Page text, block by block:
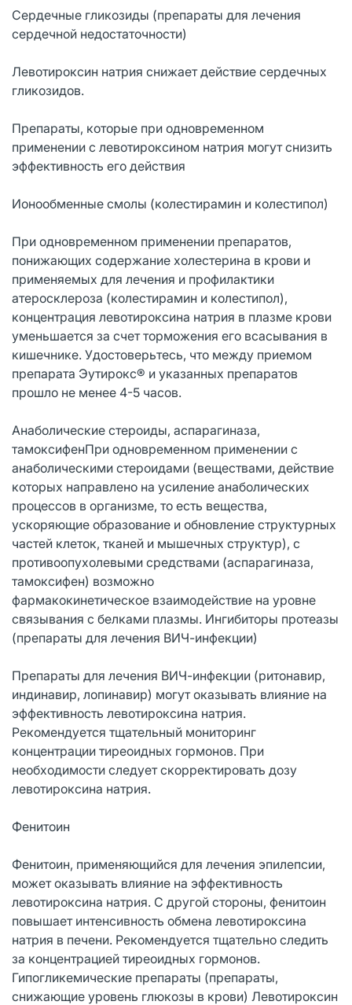
Сердечные гликозиды (препараты для лечения
сердечной недостаточности)
Левотироксин натрия снижает действие сердечных
гликозидов.
Препараты, которые при одновременном
применении с левотироксином натрия могут снизить
эффективность его действия
Ионообменные смолы (колестирамин и колестипол)
При одновременном применении препаратов,
понижающих содержание холестерина в крови и
применяемых для лечения и профилактики
атеросклероза (колестирамин и колестипол),
концентрация левотироксина натрия в плазме крови
уменьшается за счет торможения его всасывания в
кишечнике. Удостоверьтесь, что между приемом
препарата Эутирокс® и указанных препаратов
прошло не менее 4-5 часов.
Анаболические стероиды, аспарагиназа,
тамоксифенПри одновременном применении с
анаболическими стероидами (веществами, действие
которых направлено на усиление анаболических
процессов в организме, то есть вещества,
ускоряющие образование и обновление структурных
частей клеток, тканей и мышечных структур), с
противоопухолевыми средствами (аспарагиназа,
тамоксифен) возможно
фармакокинетическое взаимодействие на уровне
связывания с белками плазмы. Ингибиторы протеазы
(препараты для лечения ВИЧ-инфекции)
Препараты для лечения ВИЧ-инфекции (ритонавир,
индинавир, лопинавир) могут оказывать влияние на
эффективность левотироксина натрия.
Рекомендуется тщательный мониторинг
концентрации тиреоидных гормонов. При
необходимости следует скорректировать дозу
левотироксина натрия.
Фенитоин
Фенитоин, применяющийся для лечения эпилепсии,
может оказывать влияние на эффективность
левотироксина натрия. С другой стороны, фенитоин
повышает интенсивность обмена левотироксина
натрия в печени. Рекомендуется тщательно следить
за концентрацией тиреоидных гормонов.
Гипогликемические препараты (препараты,
снижающие уровень глюкозы в крови) Левотироксин